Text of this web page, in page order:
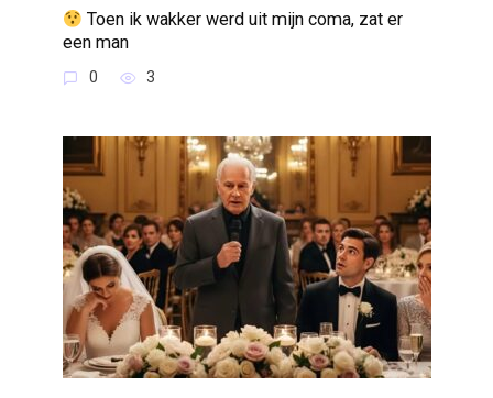
Toen ik wakker werd uit mijn coma, zat er
een man
0 3